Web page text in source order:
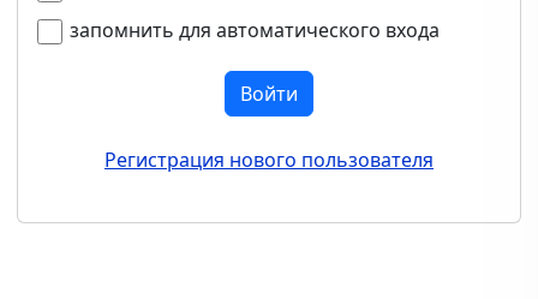
запомнить для автоматического входа
Войти
Регистрация нового пользователя